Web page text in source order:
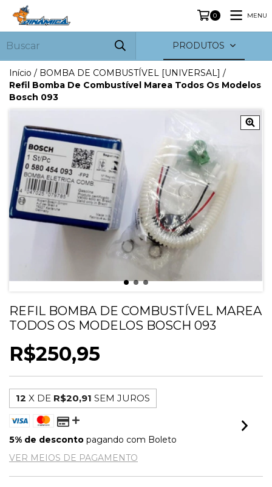
0 MENU
PRODUTOS
Início / BOMBA DE COMBUSTÍVEL [UNIVERSAL] /
Refil Bomba De Combustível Marea Todos Os Modelos
Bosch 093
REFIL BOMBA DE COMBUSTÍVEL MAREA
TODOS OS MODELOS BOSCH 093
R$250,95
12 X DE R$20,91 SEM JUROS
5% de desconto pagando com Boleto
VER MEIOS DE PAGAMENTO